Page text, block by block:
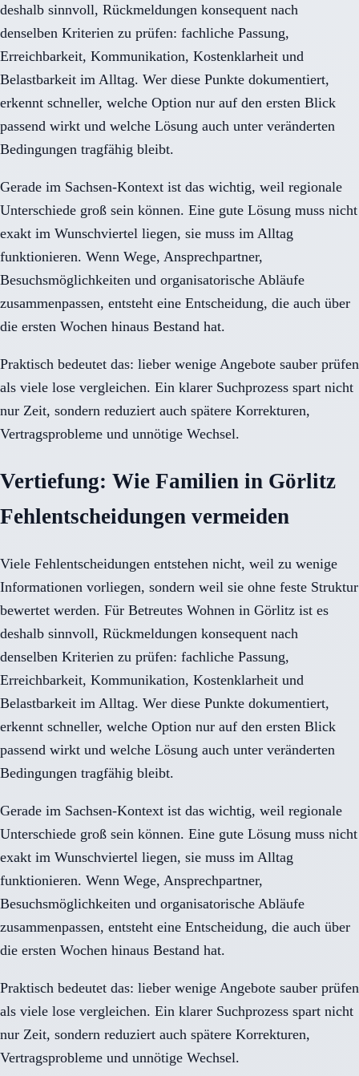
deshalb sinnvoll, Rückmeldungen konsequent nach
denselben Kriterien zu prüfen: fachliche Passung,
Erreichbarkeit, Kommunikation, Kostenklarheit und
Belastbarkeit im Alltag. Wer diese Punkte dokumentiert,
erkennt schneller, welche Option nur auf den ersten Blick
passend wirkt und welche Lösung auch unter veränderten
Bedingungen tragfähig bleibt.
Gerade im Sachsen-Kontext ist das wichtig, weil regionale
Unterschiede groß sein können. Eine gute Lösung muss nicht
exakt im Wunschviertel liegen, sie muss im Alltag
funktionieren. Wenn Wege, Ansprechpartner,
Besuchsmöglichkeiten und organisatorische Abläufe
zusammenpassen, entsteht eine Entscheidung, die auch über
die ersten Wochen hinaus Bestand hat.
Praktisch bedeutet das: lieber wenige Angebote sauber prüfen
als viele lose vergleichen. Ein klarer Suchprozess spart nicht
nur Zeit, sondern reduziert auch spätere Korrekturen,
Vertragsprobleme und unnötige Wechsel.
Vertiefung: Wie Familien in Görlitz
Fehlentscheidungen vermeiden
Viele Fehlentscheidungen entstehen nicht, weil zu wenige
Informationen vorliegen, sondern weil sie ohne feste Struktur
bewertet werden. Für Betreutes Wohnen in Görlitz ist es
deshalb sinnvoll, Rückmeldungen konsequent nach
denselben Kriterien zu prüfen: fachliche Passung,
Erreichbarkeit, Kommunikation, Kostenklarheit und
Belastbarkeit im Alltag. Wer diese Punkte dokumentiert,
erkennt schneller, welche Option nur auf den ersten Blick
passend wirkt und welche Lösung auch unter veränderten
Bedingungen tragfähig bleibt.
Gerade im Sachsen-Kontext ist das wichtig, weil regionale
Unterschiede groß sein können. Eine gute Lösung muss nicht
exakt im Wunschviertel liegen, sie muss im Alltag
funktionieren. Wenn Wege, Ansprechpartner,
Besuchsmöglichkeiten und organisatorische Abläufe
zusammenpassen, entsteht eine Entscheidung, die auch über
die ersten Wochen hinaus Bestand hat.
Praktisch bedeutet das: lieber wenige Angebote sauber prüfen
als viele lose vergleichen. Ein klarer Suchprozess spart nicht
nur Zeit, sondern reduziert auch spätere Korrekturen,
Vertragsprobleme und unnötige Wechsel.